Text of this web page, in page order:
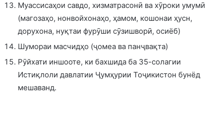
Муассисаҳои савдо, хизматрасонӣ ва хӯроки умумӣ
(магозаҳо, нонвойхонаҳо, ҳамом, кошонаи ҳусн,
дорухона, нуқтаи фурӯши сӯзишворӣ, осиёб)
Шумораи масчидҳо (ҷомеа ва панҷвақта)
Рӯйхати иншооте, ки бахшида ба 35-солагии
Истиқлоли давлатии Ҷумҳурии Тоҷикистон бунёд
мешаванд.